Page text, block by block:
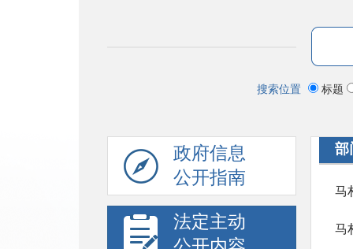
搜索位置 标题
政府信息
公开指南
法定主动
部
马
马